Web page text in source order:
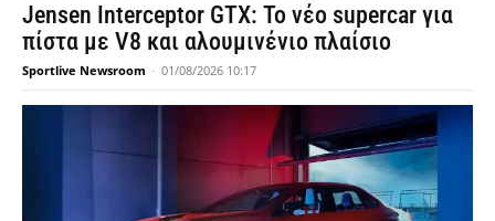
Jensen Interceptor GTX: Το νέο supercar για
πίστα με V8 και αλουμινένιο πλαίσιο
Sportlive Newsroom - 01/08/2026 10:17